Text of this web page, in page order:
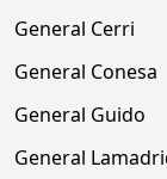
General Cerri
General Conesa
General Guido
General